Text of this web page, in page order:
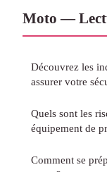
Moto —
Découvrez les
assurer votre
Quels sont les
équipement de
Comment se